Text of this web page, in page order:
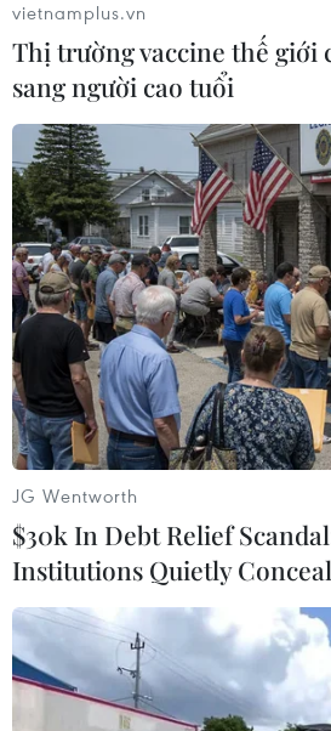
#thiếu hụt lao động
Australia
Theo dõi VietnamPlus
TIN LIÊN QUAN
vietnamplus.vn
Thị trường vaccine thế giới
sang người cao tuổi
JG Wentworth
$30k In Debt Relief
Institutions Quietly Conceal